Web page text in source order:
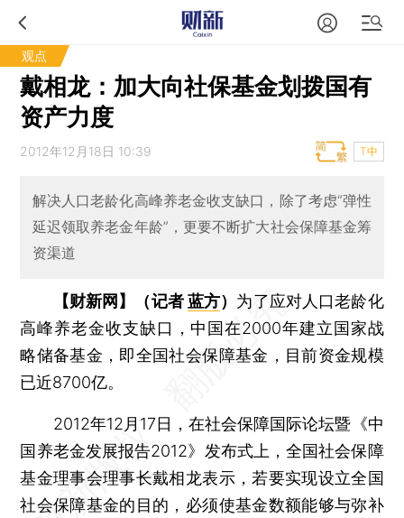
观点
戴相龙：加大向社保基金划拨国有
资产力度
2012年12月18日 10:39 T中
解决人口老龄化高峰养老金收支缺口，除了考虑“弹性
延迟领取养老金年龄”，更要不断扩大社会保障基金筹
资渠道
【财新网】（记者蓝方） 为了应对人口老龄化
高峰养老金收支缺口，中国在2000年建立国家战
略储备基金，即全国社会保障基金，目前资金规模
已近8700亿。
2012年12月17日，在社会保障国际论坛暨《中
国养老金发展报告2012》发布式上，全国社会保障
基金理事会理事长戴相龙表示，若要实现设立全国
社会保障基金的目的，必须使基金数额能够与弥补